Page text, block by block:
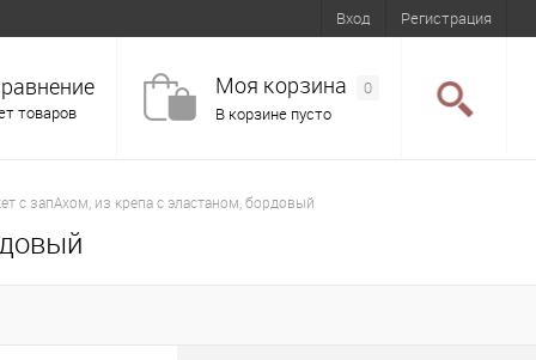
Вход Регистрация
товаров
Моя корзина
0
В корзине пусто
с запАхом, из крепа с эластаном, бордовый